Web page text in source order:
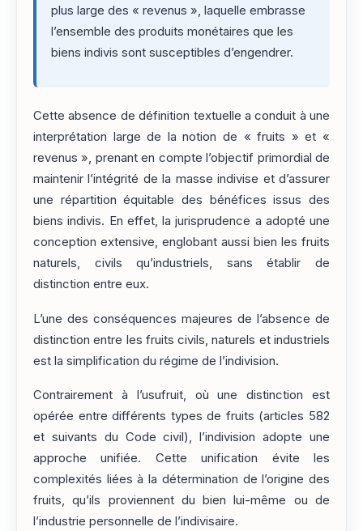
plus large des « revenus », laquelle embrasse
l’ensemble des produits monétaires que les
biens indivis sont susceptibles d’engendrer.
Cette absence de définition textuelle a conduit à une
interprétation large de la notion de « fruits » et «
revenus », prenant en compte l’objectif primordial de
maintenir l’intégrité de la masse indivise et d’assurer
une répartition équitable des bénéfices issus des
biens indivis. En effet, la jurisprudence a adopté une
conception extensive, englobant aussi bien les fruits
naturels, civils qu’industriels, sans établir de
distinction entre eux.
L’une des conséquences majeures de l’absence de
distinction entre les fruits civils, naturels et industriels
est la simplification du régime de l’indivision.
Contrairement à l’usufruit, où une distinction est
opérée entre différents types de fruits (articles 582
et suivants du Code civil), l’indivision adopte une
approche unifiée. Cette unification évite les
complexités liées à la détermination de l’origine des
fruits, qu’ils proviennent du bien lui-même ou de
l’industrie personnelle de l’indivisaire.